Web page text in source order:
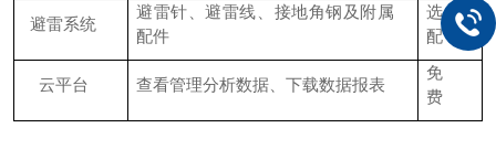
避雷系统
避雷针、避雷线、接地角钢及附属
配件
选
配
云平台 查看管理分析数据、下载数据报表
免
费